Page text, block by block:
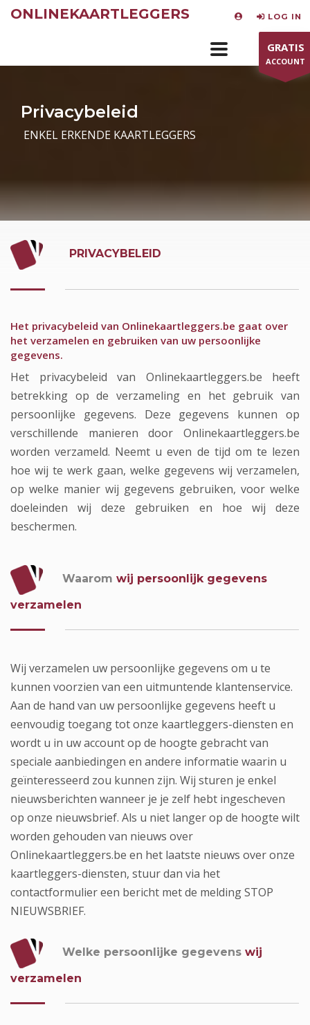
ONLINEKAARTLEGGERS LOG IN
GRATIS
ACCOUNT
Privacybeleid
ENKEL ERKENDE KAARTLEGGERS
PRIVACYBELEID
Het privacybeleid van Onlinekaartleggers.be gaat over
het verzamelen en gebruiken van uw persoonlijke
gegevens.
Het privacybeleid van Onlinekaartleggers.be heeft
betrekking op de verzameling en het gebruik van
persoonlijke gegevens. Deze gegevens kunnen op
verschillende manieren door Onlinekaartleggers.be
worden verzameld. Neemt u even de tijd om te lezen
hoe wij te werk gaan, welke gegevens wij verzamelen,
op welke manier wij gegevens gebruiken, voor welke
doeleinden wij deze gebruiken en hoe wij deze
beschermen.
Waarom wij persoonlijk gegevens
verzamelen
Wij verzamelen uw persoonlijke gegevens om u te
kunnen voorzien van een uitmuntende klantenservice.
Aan de hand van uw persoonlijke gegevens heeft u
eenvoudig toegang tot onze kaartleggers-diensten en
wordt u in uw account op de hoogte gebracht van
speciale aanbiedingen en andere informatie waarin u
geïnteresseerd zou kunnen zijn. Wij sturen je enkel
nieuwsberichten wanneer je je zelf hebt ingescheven
op onze nieuwsbrief. Als u niet langer op de hoogte wilt
worden gehouden van nieuws over
Onlinekaartleggers.be en het laatste nieuws over onze
kaartleggers-diensten, stuur dan via het
contactformulier een bericht met de melding STOP
NIEUWSBRIEF.
Welke persoonlijke gegevens wij
verzamelen